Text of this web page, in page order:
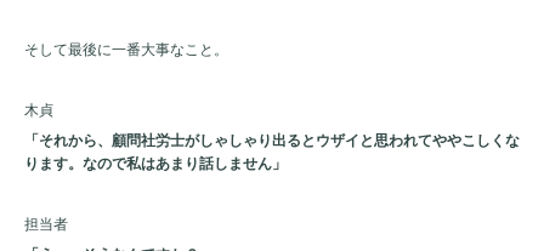
そして最後に一番大事なこと。
木貞
「それから、顧問社労士がしゃしゃり出るとウザイと思われてややこしくな
ります。なので私はあまり話しません」
担当者